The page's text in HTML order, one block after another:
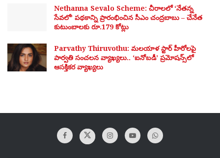
Nethanna Sevalo Scheme: చీరాలలో ‘నేతన్న
సేవలో’ పథకాన్ని ప్రారంభించిన సీఎం చంద్రబాబు – చేనేత
కుటుంబాలకు రూ.179 కోట్లు
Parvathy Thiruvothu: మలయాళ స్టార్ హీరోలపై
పార్వతి సంచలన వ్యాఖ్యలు.. ‘ఐనోబడీ’ ప్రమోషన్స్‌లో
ఆసక్తికర వ్యాఖ్యలు